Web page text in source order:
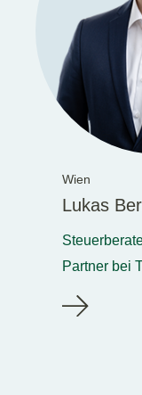
Wien
Lukas
Partner bei